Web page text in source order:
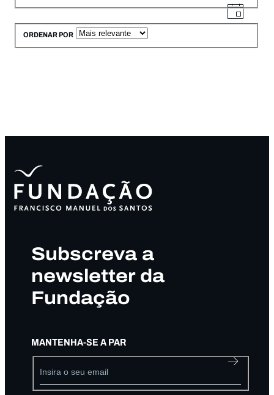
ORDENAR POR
Subscreva a
newsletter da
Fundação
MANTENHA-SE A PAR